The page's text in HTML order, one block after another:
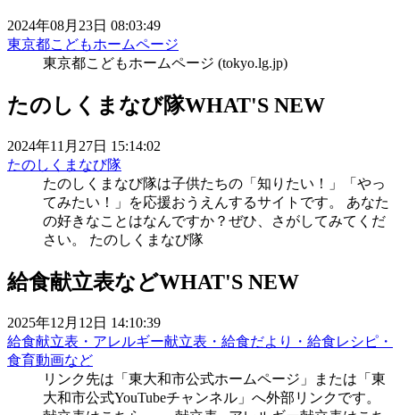
2024年08月23日 08:03:49
東京都こどもホームページ
東京都こどもホームページ (tokyo.lg.jp)
たのしくまなび隊WHAT'S NEW
2024年11月27日 15:14:02
たのしくまなび隊
たのしくまなび隊は子供たちの「知りたい！」「やっ
てみたい！」を応援おうえんするサイトです。 あなた
の好きなことはなんですか？ぜひ、さがしてみてくだ
さい。 たのしくまなび隊
給食献立表などWHAT'S NEW
2025年12月12日 14:10:39
給食献立表・アレルギー献立表・給食だより・給食レシピ・
食育動画など
リンク先は「東大和市公式ホームページ」または「東
大和市公式YouTubeチャンネル」へ外部リンクです。